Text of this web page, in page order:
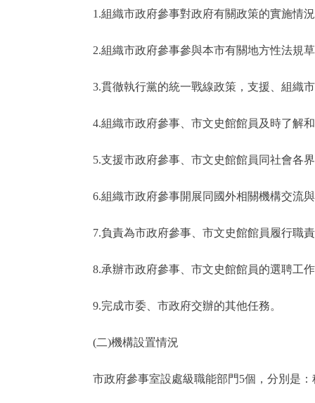
1.組織市政府參事對政府有關政策的實施情況
2.組織市政府參事參與本市有關地方性法規
3.貫徹執行黨的統一戰線政策，支援、組織市
4.組織市政府參事、市文史館館員及時了解和
5.支援市政府參事、市文史館館員同社會各界
6.組織市政府參事開展同國外相關機構交流與
7.負責為市政府參事、市文史館館員履行職
8.承辦市政府參事、市文史館館員的選聘工
9.完成市委、市政府交辦的其他任務。
(二)機構設置情況
市政府參事室設處級職能部門5個，分別是：